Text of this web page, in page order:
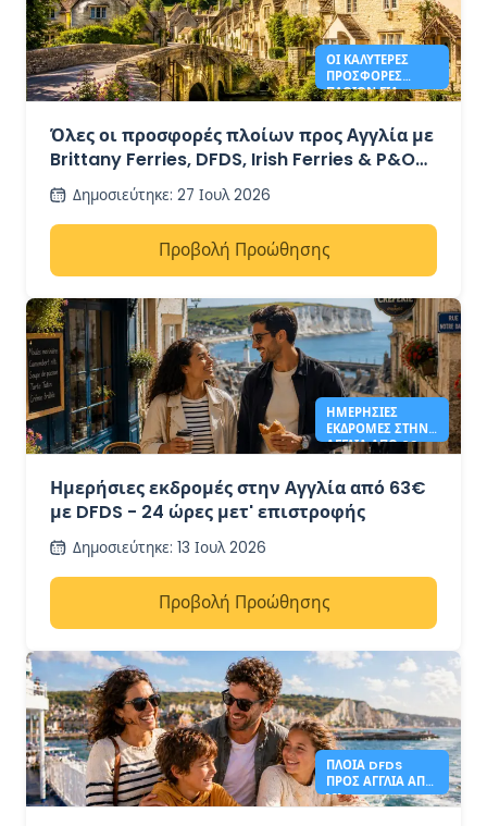
ΟΙ ΚΑΛΎΤΕΡΕΣ
ΠΡΟΣΦΟΡΈΣ
ΠΛΟΊΩΝ ΓΙΑ
ΑΠΌ 41€
Όλες οι προσφορές πλοίων προς Αγγλία με
Brittany Ferries, DFDS, Irish Ferries & P&O
Ferries – από 41€
Δημοσιεύτηκε: 27 Ιουλ 2026
Προβολή Προώθησης
ΗΜΕΡΉΣΙΕΣ
ΕΚΔΡΟΜΈΣ ΣΤΗΝ
ΑΓΓΛΊΑ ΑΠΌ 63€ -
Ημερήσιες εκδρομές στην Αγγλία από 63€
με DFDS - 24 ώρες μετ' επιστροφής
Δημοσιεύτηκε: 13 Ιουλ 2026
Προβολή Προώθησης
ΠΛΟΊΑ DFDS
ΠΡΟΣ ΑΓΓΛΊΑ ΑΠΌ
121€